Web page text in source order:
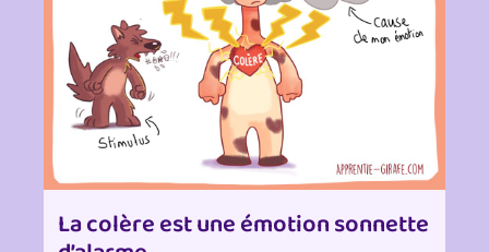
La colère est une émotion sonnette